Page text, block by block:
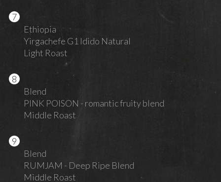
Ethiopia
Yirgachefe G1 Idido Natural
Light Roast
Blend
PINK POISON - romantic fruity blend
Middle Roast
Blend
RUMJAM - Deep Ripe Blend
Middle Roast